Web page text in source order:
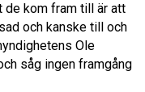
de kom fram till är att
och kanske till och
Ole
såg ingen framgång